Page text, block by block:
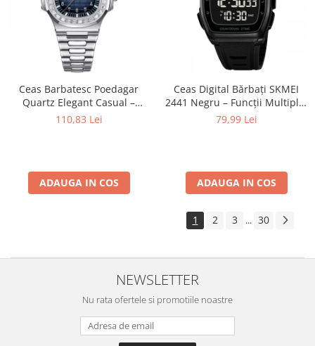
Ceas Barbatesc Poedagar
Quartz Elegant Casual –
Brățară și Carcasă din Oțel
110,83 Lei
ADAUGA IN COS
Ceas Digital Bărbați SKMEI
2441 Negru – Funcții Multiple,
Design Sport, Afișaj LED,
79,99 Lei
ADAUGA IN COS
1 2 3 ... 30
NEWSLETTER
Nu rata ofertele si promotiile noastre